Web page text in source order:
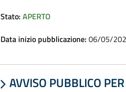
Stato: APERTO
Data inizio pubblicazione: 06/05/
 AVVISO PUBBLICO